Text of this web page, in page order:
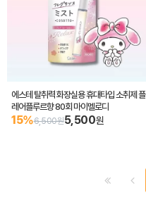
에스테 탈취력 화장실용 휴대타입 소취제 플
레어플루르향 80회 마이멜로디
15%6,500원5,500원